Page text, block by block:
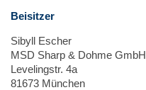
Beisitzer
Sibyll Escher
MSD Sharp & Dohme GmbH
Levelingstr. 4a
81673 München